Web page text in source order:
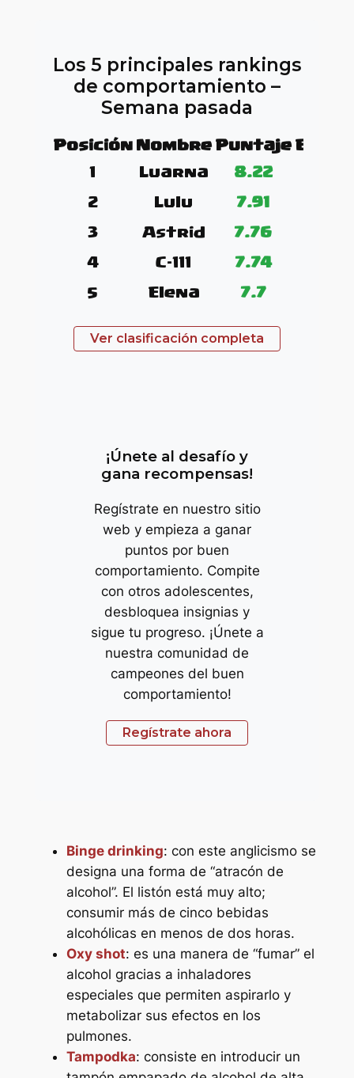
Los 5 principales rankings
de comportamiento –
Semana pasada
Posición Nombre Puntaje
1
Luarna 8.22
2 Lulu 7.91
3 Astrid 7.76
4 C-111 7.74
5 Elena 7.7
Ver clasificación completa
¡Únete al desafío y
gana recompensas!
Regístrate en nuestro sitio
web y empieza a ganar
puntos por buen
comportamiento. Compite
con otros adolescentes,
desbloquea insignias y
sigue tu progreso. ¡Únete a
nuestra comunidad de
campeones del buen
comportamiento!
Regístrate ahora
Binge drinking: con este anglicismo se
designa una forma de “atracón de
alcohol”. El listón está muy alto;
consumir más de cinco bebidas
alcohólicas en menos de dos horas.
Oxy shot: es una manera de “fumar” el
alcohol gracias a inhaladores
especiales que permiten aspirarlo y
metabolizar sus efectos en los
pulmones.
Tampodka: consiste en introducir un